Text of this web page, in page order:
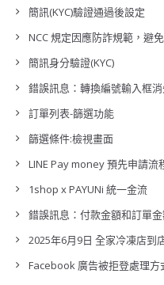
簡訊(KYC)驗證通過後設定
NCC 規定因應防詐規範，避
簡訊身分驗證(KYC)
錯誤訊息：轉換編號輸入框
訂單列表-篩選功能
篩選條件:檢視畫面
LINE Pay money 預先申請流
1shop x PAYUNi 統一金流
錯誤訊息：付款金額和訂單金
2025年6月9日 全家冷凍店到
Facebook 廣告被拒登處理方